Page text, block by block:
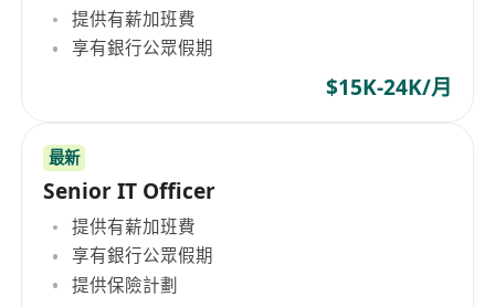
提供有薪加班費
享有銀行公眾假期
$15K-24K/月
最新
Senior IT Officer
提供有薪加班費
享有銀行公眾假期
提供保險計劃